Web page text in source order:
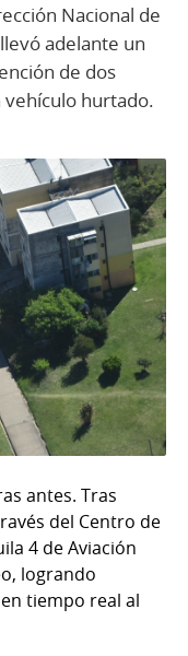
Nacional de
adelante un
de dos
vehículo hurtado.
antes. Tras
del Centro de
4 de Aviación
logrando
tiempo real al